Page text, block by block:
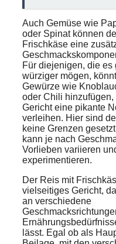
Auch Gemüse wie
oder Spinat können
Frischkäse eine
Für diejenigen, die es
würziger mögen,
Gewürze wie
oder Chili hinzufügen,
Gericht eine pikante
verleihen. Hier sind
keine Grenzen
kann je nach
Vorlieben variieren
experimentieren.
Der Reis mit
vielseitiges Gericht,
an verschiedene
lässt. Egal ob als